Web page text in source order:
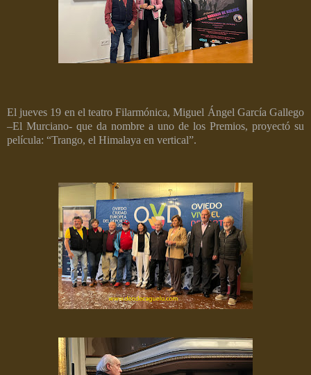
El jueves 19 en el teatro Filarmónica, Miguel Ángel García Gallego
–El Murciano- que da nombre a uno de los Premios, proyectó su
película: “Trango, el Himalaya en vertical”.